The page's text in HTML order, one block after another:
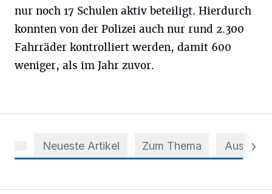
nur noch 17 Schulen aktiv beteiligt. Hierdurch
konnten von der Polizei auch nur rund 2.300
Fahrräder kontrolliert werden, damit 600
weniger, als im Jahr zuvor.
Neueste Artikel Zum Thema Aus dem